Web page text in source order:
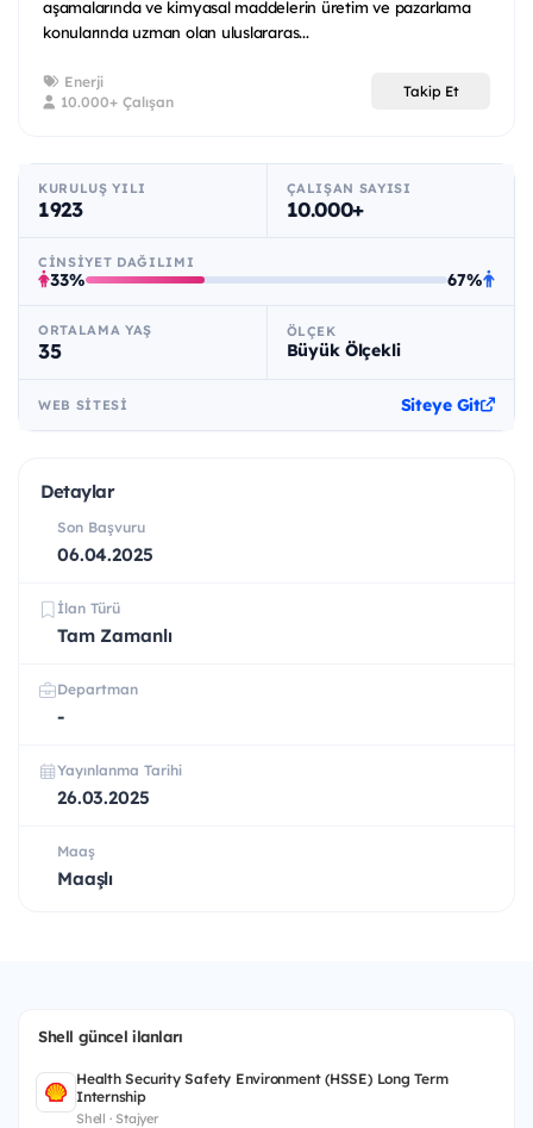
aşamalarında ve kimyasal maddelerin üretim ve pazarlama
konularında uzman olan uluslararas...
Enerji
10.000+ Çalışan
Takip Et
KURULUŞ YILI
1923
ÇALIŞAN SAYISI
10.000+
CINSIYET DAĞILIMI
33% 67%
ORTALAMA YAŞ
35
ÖLÇEK
Büyük Ölçekli
WEB SITESI Siteye Git
Detaylar
Son Başvuru
06.04.2025
İlan Türü
Tam Zamanlı
Departman
-
Yayınlanma Tarihi
26.03.2025
Maaş
Maaşlı
Shell güncel ilanları
Health Security Safety Environment (HSSE) Long Term
Internship
Shell · Stajyer